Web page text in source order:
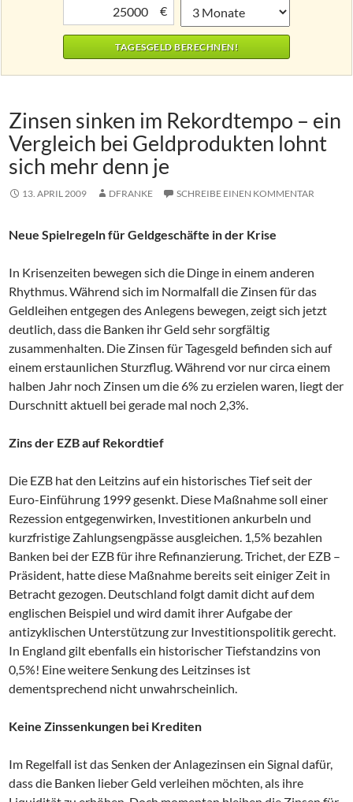
€
Zinsen sinken im Rekordtempo – ein
Vergleich bei Geldprodukten lohnt
sich mehr denn je
13. APRIL 2009 DFRANKE SCHREIBE EINEN KOMMENTAR
Neue Spielregeln für Geldgeschäfte in der Krise
In Krisenzeiten bewegen sich die Dinge in einem anderen
Rhythmus. Während sich im Normalfall die Zinsen für das
Geldleihen entgegen des Anlegens bewegen, zeigt sich jetzt
deutlich, dass die Banken ihr Geld sehr sorgfältig
zusammenhalten. Die Zinsen für Tagesgeld befinden sich auf
einem erstaunlichen Sturzflug. Während vor nur circa einem
halben Jahr noch Zinsen um die 6% zu erzielen waren, liegt der
Durschnitt aktuell bei gerade mal noch 2,3%.
Zins der EZB auf Rekordtief
Die EZB hat den Leitzins auf ein historisches Tief seit der
Euro-Einführung 1999 gesenkt. Diese Maßnahme soll einer
Rezession entgegenwirken, Investitionen ankurbeln und
kurzfristige Zahlungsengpässe ausgleichen. 1,5% bezahlen
Banken bei der EZB für ihre Refinanzierung. Trichet, der EZB –
Präsident, hatte diese Maßnahme bereits seit einiger Zeit in
Betracht gezogen. Deutschland folgt damit dicht auf dem
englischen Beispiel und wird damit ihrer Aufgabe der
antizyklischen Unterstützung zur Investitionspolitik gerecht.
In England gilt ebenfalls ein historischer Tiefstandzins von
0,5%! Eine weitere Senkung des Leitzinses ist
dementsprechend nicht unwahrscheinlich.
Keine Zinssenkungen bei Krediten
Im Regelfall ist das Senken der Anlagezinsen ein Signal dafür,
dass die Banken lieber Geld verleihen möchten, als ihre